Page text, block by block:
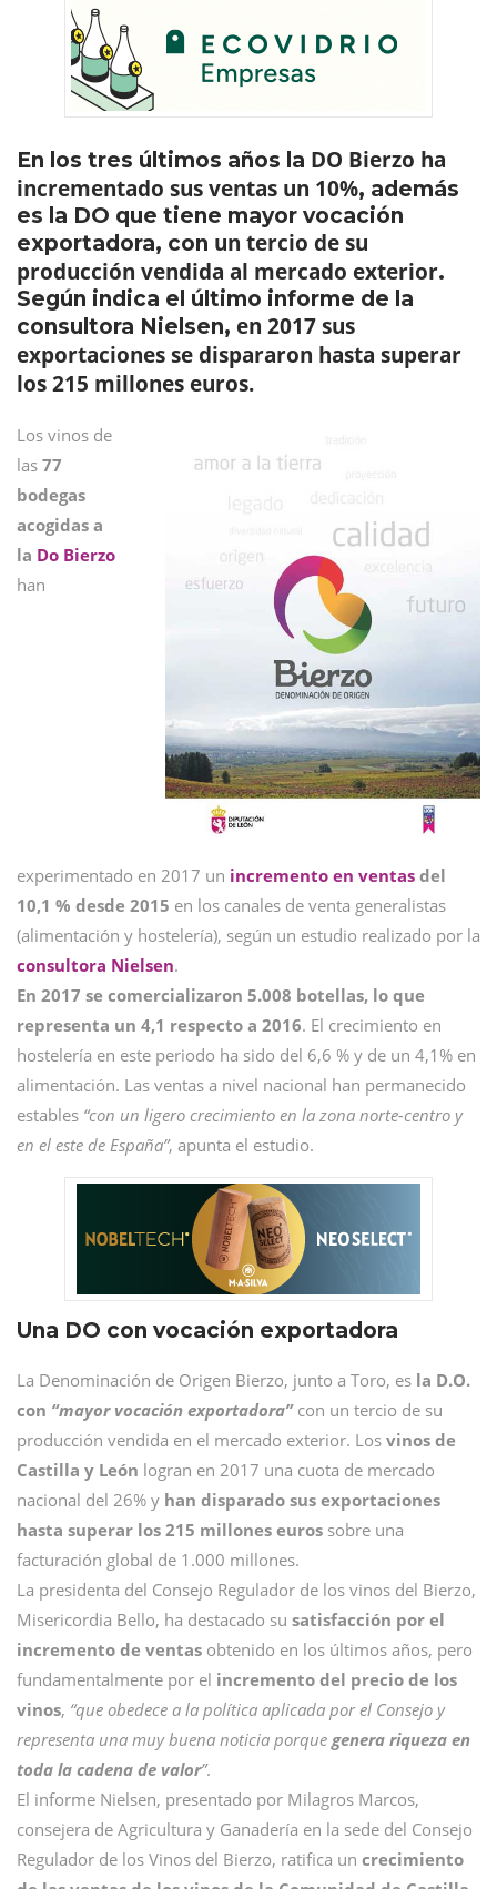
En los tres últimos años la DO Bierzo ha
incrementado sus ventas un 10%, además
es la DO que tiene mayor vocación
exportadora, con un tercio de su
producción vendida al mercado exterior.
Según indica el último informe de la
consultora Nielsen, en 2017 sus
exportaciones se dispararon hasta superar
los 215 millones euros.
Los vinos de
las 77
bodegas
acogidas a
la Do Bierzo
han
experimentado en 2017 un incremento en ventas del
10,1 % desde 2015 en los canales de venta generalistas
(alimentación y hostelería), según un estudio realizado por la
consultora Nielsen.
En 2017 se comercializaron 5.008 botellas, lo que
representa un 4,1 respecto a 2016. El crecimiento en
hostelería en este periodo ha sido del 6,6 % y de un 4,1% en
alimentación. Las ventas a nivel nacional han permanecido
estables “con un ligero crecimiento en la zona norte-centro y
en el este de España”, apunta el estudio.
Una DO con vocación exportadora
La Denominación de Origen Bierzo, junto a Toro, es la D.O.
con “mayor vocación exportadora”con un tercio de su
producción vendida en el mercado exterior. Los vinos de
Castilla y León logran en 2017 una cuota de mercado
nacional del 26% y han disparado sus exportaciones
hasta superar los 215 millones euros sobre una
facturación global de 1.000 millones.
La presidenta del Consejo Regulador de los vinos del Bierzo,
Misericordia Bello, ha destacado su satisfacción por el
incremento de ventas obtenido en los últimos años, pero
fundamentalmente por el incremento del precio de los
vinos, “que obedece a la política aplicada por el Consejo y
representa una muy buena noticia porque genera riqueza en
toda la cadena de valor”.
El informe Nielsen, presentado por Milagros Marcos,
consejera de Agricultura y Ganadería en la sede del Consejo
Regulador de los Vinos del Bierzo, ratifica un crecimiento